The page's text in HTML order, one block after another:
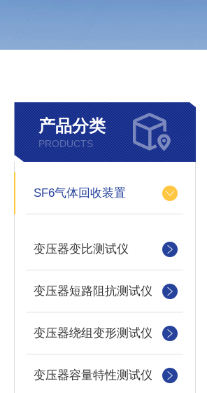
产品分类
PRODUCTS
SF6气体回收装置
变压器变比测试仪
变压器短路阻抗测试仪
变压器绕组变形测试仪
变压器容量特性测试仪